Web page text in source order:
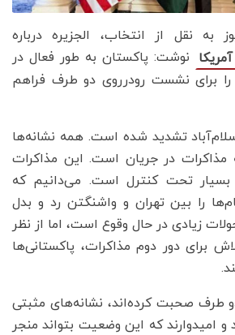
به نقل از انتخاب، الجزیره درباره
نوشت: پاکستان به طور فعال در
برای نشست رودرروی دو طرف فراهم
تشدید شده است. همه نشانه‌ها
در جریان است. این مذاکرات
بسیار تحت کنترل است. می‌دانیم که
را بین تهران و واشنگتن رد و بدل
زیادی در حال وقوع است، اما از نظر
برای دور دوم مذاکرات، پاکستانی‌ها
طرف صحبت کرده‌اند، نشانه‌های مثبتی
و امیدوارند که این وضعیت بتواند منجر